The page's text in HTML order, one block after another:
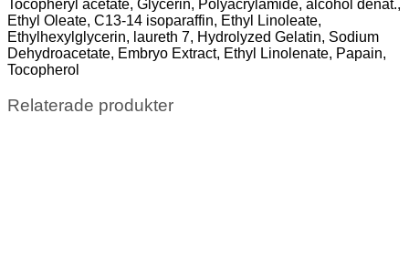
Tocopheryl acetate, Glycerin, Polyacrylamide, alcohol denat.,
Ethyl Oleate, C13-14 isoparaffin, Ethyl Linoleate,
Ethylhexylglycerin, laureth 7, Hydrolyzed Gelatin, Sodium
Dehydroacetate, Embryo Extract, Ethyl Linolenate, Papain,
Tocopherol
Relaterade produkter